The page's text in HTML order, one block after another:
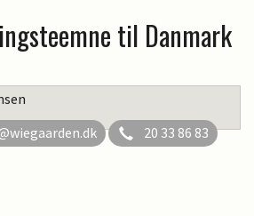
til Danmark
20 33 86 83